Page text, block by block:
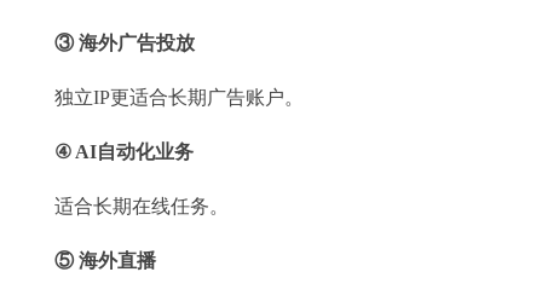
③ 海外广告投放
独立IP更适合长期广告账户。
④ AI自动化业务
适合长期在线任务。
⑤ 海外直播